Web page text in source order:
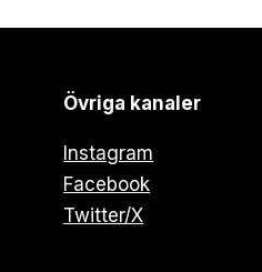
Övriga kanaler
Instagram
Facebook
Twitter/X